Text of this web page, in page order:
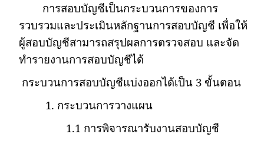
การสอบบัญชีเป็นกระบวนการของการ
รวบรวมและประเมินหลักฐานการสอบบัญชี เพื่อให้
ผู้สอบบัญชีสามารถสรุปผลการตรวจสอบ และจัด
ทำรายงานการสอบบัญชีได้
กระบวนการสอบบัญชีแบ่งออกได้เป็น 3 ขั้นตอน
1. กระบวนการวางแผน
1.1 การพิจารณารับงานสอบบัญชี